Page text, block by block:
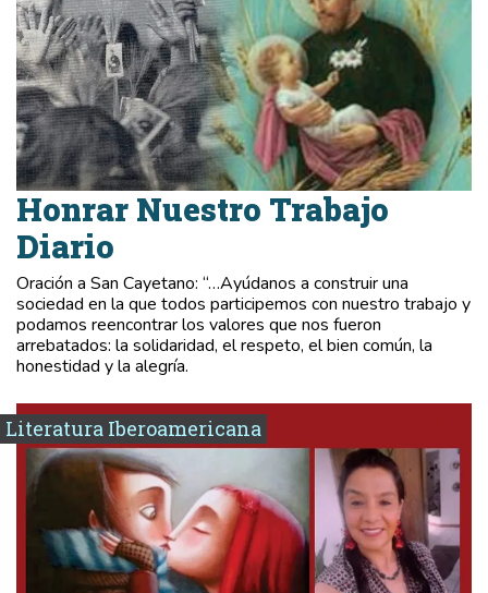
Honrar Nuestro Trabajo
Diario
Oración a San Cayetano: “…Ayúdanos a construir una
sociedad en la que todos participemos con nuestro trabajo y
podamos reencontrar los valores que nos fueron
arrebatados: la solidaridad, el respeto, el bien común, la
honestidad y la alegría.
Literatura Iberoamericana